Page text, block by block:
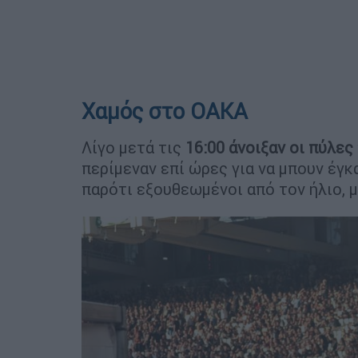
Χαμός στο ΟΑΚΑ
Λίγο μετά τις 16:00 άνοιξαν οι πύλες
περίμεναν επί ώρες για να μπουν
παρότι εξουθεωμένοι από τον ήλιο,